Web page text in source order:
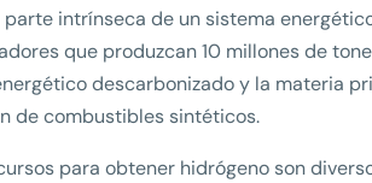
intrínseca de un sistema
que produzcan 10 millones de
descarbonizado y la materia
de combustibles sintéticos.
para obtener hidrógeno son